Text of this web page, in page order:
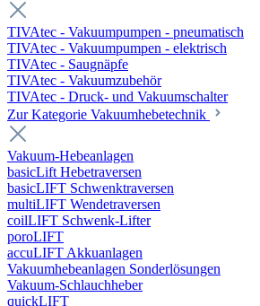
TIVAtec - Vakuumpumpen - pneumatisch
TIVAtec - Vakuumpumpen - elektrisch
TIVAtec - Saugnäpfe
TIVAtec - Vakuumzubehör
TIVAtec - Druck- und Vakuumschalter
Zur Kategorie Vakuumhebetechnik
Vakuum-Hebeanlagen
basicLift Hebetraversen
basicLIFT Schwenktraversen
multiLIFT Wendetraversen
coilLIFT Schwenk-Lifter
poroLIFT
accuLIFT Akkuanlagen
Vakuumhebeanlagen Sonderlösungen
Vakuum-Schlauchheber
quickLIFT